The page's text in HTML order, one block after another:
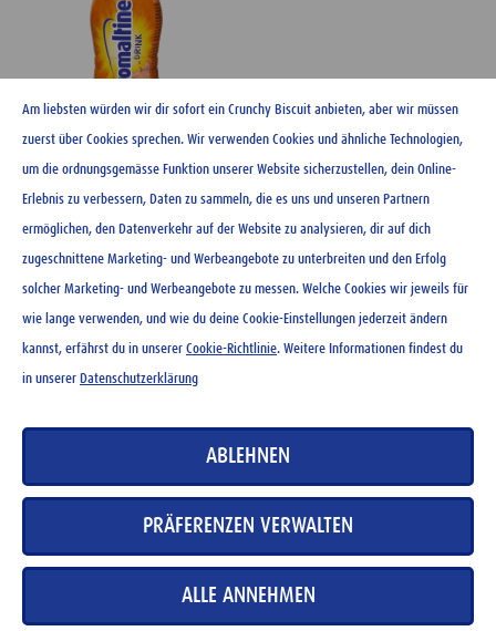
Ovomaltine Drink 250 ml
- +
KONTAKT
NUTZUNGSBEDINGUNGEN
DATENSCHUTZERKLÄRUNG
COOKIE-RICHTLINIEN
Am liebsten würden wir dir sofort ein Crunchy Biscuit anbieten, aber wir müssen
zuerst über Cookies sprechen. Wir verwenden Cookies und ähnliche Technologien,
um die ordnungsgemässe Funktion unserer Website sicherzustellen, dein Online-
Erlebnis zu verbessern, Daten zu sammeln, die es uns und unseren Partnern
ermöglichen, den Datenverkehr auf der Website zu analysieren, dir auf dich
zugeschnittene Marketing- und Werbeangebote zu unterbreiten und den Erfolg
solcher Marketing- und Werbeangebote zu messen. Welche Cookies wir jeweils für
wie lange verwenden, und wie du deine Cookie-Einstellungen jederzeit ändern
kannst, erfährst du in unserer Cookie-Richtlinie. Weitere Informationen findest du
in unserer Datenschutzerklärung
ABLEHNEN
PRÄFERENZEN VERWALTEN
ALLE ANNEHMEN